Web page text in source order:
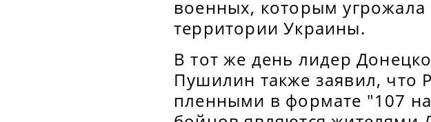
военных, которым угрожала
территории Украины.
В тот же день лидер
Пушилин также заявил, что
пленными в формате "107